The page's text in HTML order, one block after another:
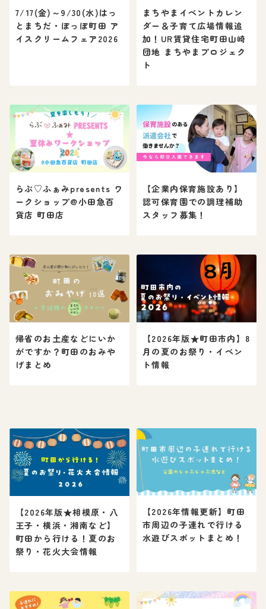
7/17(金)～9/30(水)はっ
とまちだ・ぽっぽ町田 ア
イスクリームフェア2026
まちやまイベントカレン
ダー＆子育て広場情報追
加！UR賃貸住宅町田山崎
団地 まちやまプロジェク
ト
らぶ♡ふぁみpresents ワ
ークショップ@小田急百
貨店 町田店
【企業内保育施設あり】
認可保育園での調理補助
スタッフ募集！
帰省のお土産などにいか
がですか？町田のおみや
げまとめ
【2026年版★町田市内】8
月の夏のお祭り・イベン
ト情報
【2026年版★相模原・八
王子・横浜・湘南など】
町田から行ける！夏のお
祭り・花火大会情報
【2026年情報更新】町田
市周辺の子連れで行ける
水遊びスポットまとめ！